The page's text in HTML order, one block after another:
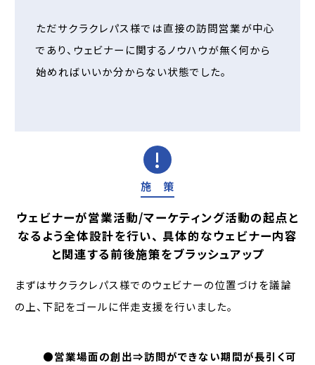
ただサクラクレパス様では直接の訪問営業が中心
であり、ウェビナーに関するノウハウが無く何から
始めればいいか分からない状態でした。
施 策
ウェビナーが営業活動/マーケティング活動の起点と
なるよう全体設計を行い、 具体的なウェビナー内容
と関連する前後施策をブラッシュアップ
まずはサクラクレパス様でのウェビナーの位置づけを議論
の上、下記をゴールに伴走支援を行いました。
●営業場面の創出⇒訪問ができない期間が長引く可